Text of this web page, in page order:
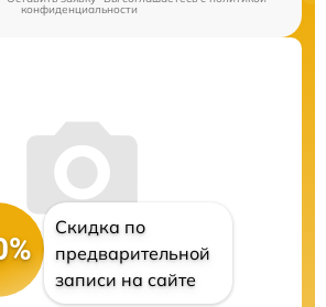
конфиденциальности
Скидка по
предварительной
записи на сайте